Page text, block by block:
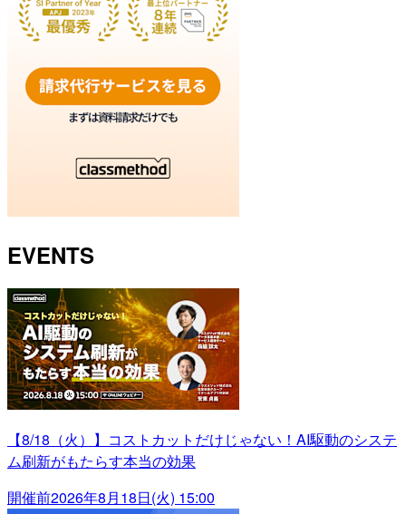
EVENTS
【8/18（火）】コストカットだけじゃない！AI駆動のシステ
ム刷新がもたらす本当の効果
開催前2026年8月18日(火) 15:00